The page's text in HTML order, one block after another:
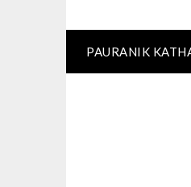
PAURANIK